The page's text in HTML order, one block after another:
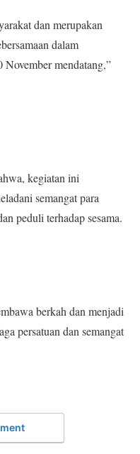
dan merupakan
dalam
mendatang,”
kegiatan ini
semangat para
peduli terhadap sesama.
berkah dan menjadi
persatuan dan semangat